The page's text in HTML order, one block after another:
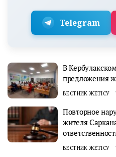
Telegram
В
предложения
ВЕСТНИК ЖЕТІСУ
Повторное
жителя
ВЕСТНИК ЖЕТІСУ